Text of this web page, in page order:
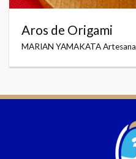
Aros de Origami
MARIAN YAMAKATA Artesana